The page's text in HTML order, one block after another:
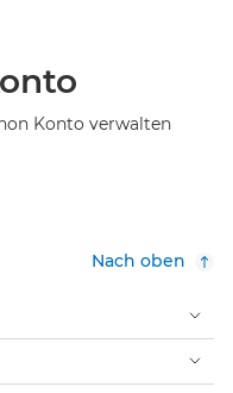
Konto verwalten
Nach oben